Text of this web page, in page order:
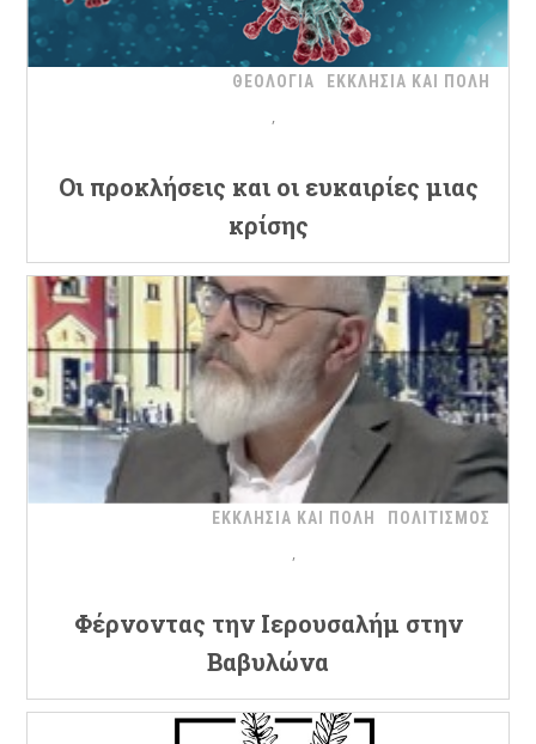
ΘΕΟΛΟΓΙΑ ΕΚΚΛΗΣΙΑ ΚΑΙ ΠΟΛΗ
Oι προκλήσεις και οι ευκαιρίες μιας
κρίσης
ΕΚΚΛΗΣΙΑ ΚΑΙ ΠΟΛΗ ΠΟΛΙΤΙΣΜΟΣ
Φέρνοντας την Ιερουσαλήμ στην
Βαβυλώνα